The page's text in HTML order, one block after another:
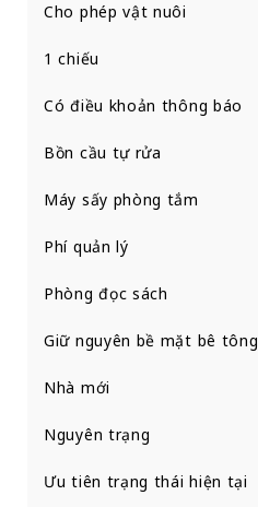
Cho phép vật nuôi
1 chiếu
Có điều khoản thông báo
Bồn cầu tự rửa
Máy sấy phòng tắm
Phí quản lý
Phòng đọc sách
Giữ nguyên bề mặt bê tông
Nhà mới
Nguyên trạng
Ưu tiên trạng thái hiện tại